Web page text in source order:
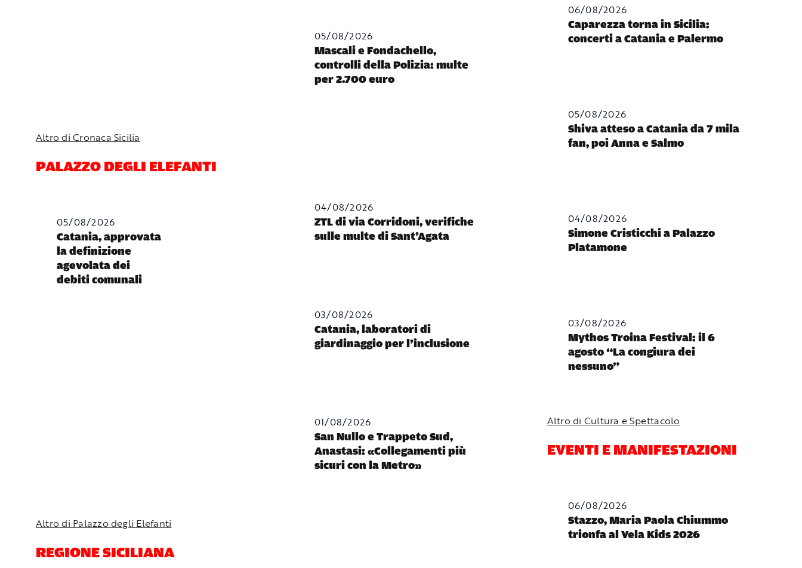
05/08/2026
Mascali e Fondachello,
controlli della Polizia: multe
per 2.700 euro
Altro di Cronaca Sicilia
PALAZZO DEGLI ELEFANTI
05/08/2026
Catania, approvata
la definizione
agevolata dei
debiti comunali
04/08/2026
ZTL di via Corridoni, verifiche
sulle multe di Sant’Agata
03/08/2026
Catania, laboratori di
giardinaggio per l’inclusione
01/08/2026
San Nullo e Trappeto Sud,
Anastasi: «Collegamenti più
sicuri con la Metro»
Altro di Palazzo degli Elefanti
REGIONE SICILIANA
06/08/2026
Caparezza torna in Sicilia:
concerti a Catania e Palermo
05/08/2026
Shiva atteso a Catania da 7 mila
fan, poi Anna e Salmo
04/08/2026
Simone Cristicchi a Palazzo
Platamone
03/08/2026
Mythos Troina Festival: il 6
agosto “La congiura dei
nessuno”
Altro di Cultura e Spettacolo
EVENTI E MANIFESTAZIONI
06/08/2026
Stazzo, Maria Paola Chiummo
trionfa al Vela Kids 2026